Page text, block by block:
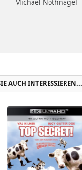
Michael Nothnagel
AUCH INTERESSIEREN...